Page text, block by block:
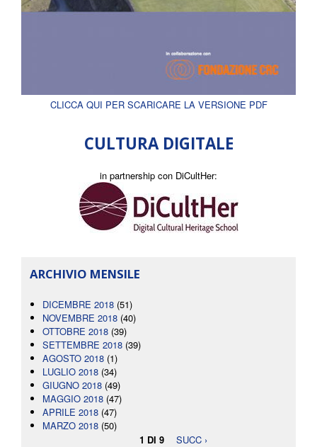
CLICCA QUI PER SCARICARE LA VERSIONE PDF
CULTURA DIGITALE
in partnership con DiCultHer:
ARCHIVIO MENSILE
DICEMBRE 2018 (51)
NOVEMBRE 2018 (40)
OTTOBRE 2018 (39)
SETTEMBRE 2018 (39)
AGOSTO 2018 (1)
LUGLIO 2018 (34)
GIUGNO 2018 (49)
MAGGIO 2018 (47)
APRILE 2018 (47)
MARZO 2018 (50)
1 DI 9
SUCC ›